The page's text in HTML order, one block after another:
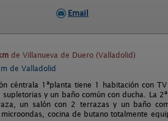
Email
de Villanueva de Duero (Valladolid)
de Valladolid
céntrala 1ªplanta tiene 1 habitación con
y un baño común con ducha. La
un salón con 2 terrazas y un baño
cocina de butano totalmente